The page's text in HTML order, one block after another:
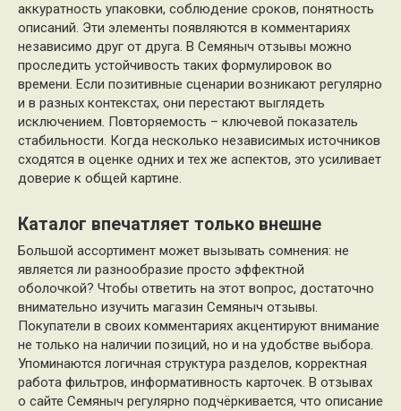
аккуратность упаковки, соблюдение сроков, понятность
описаний. Эти элементы появляются в комментариях
независимо друг от друга. В Семяныч отзывы можно
проследить устойчивость таких формулировок во
времени. Если позитивные сценарии возникают регулярно
и в разных контекстах, они перестают выглядеть
исключением. Повторяемость – ключевой показатель
стабильности. Когда несколько независимых источников
сходятся в оценке одних и тех же аспектов, это усиливает
доверие к общей картине.
Каталог впечатляет только внешне
Большой ассортимент может вызывать сомнения: не
является ли разнообразие просто эффектной
оболочкой? Чтобы ответить на этот вопрос, достаточно
внимательно изучить магазин Семяныч отзывы.
Покупатели в своих комментариях акцентируют внимание
не только на наличии позиций, но и на удобстве выбора.
Упоминаются логичная структура разделов, корректная
работа фильтров, информативность карточек. В отзывах
о сайте Семяныч регулярно подчёркивается, что описание